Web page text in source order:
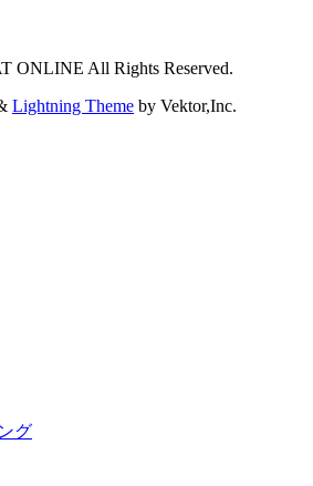
ONLINE All Rights Reserved.
Lightning Theme by Vektor,Inc.
グ